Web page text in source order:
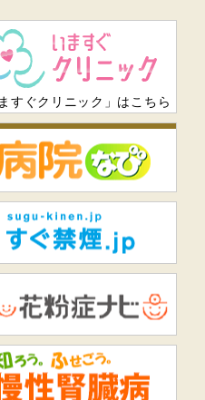
ますぐクリニック」はこちら